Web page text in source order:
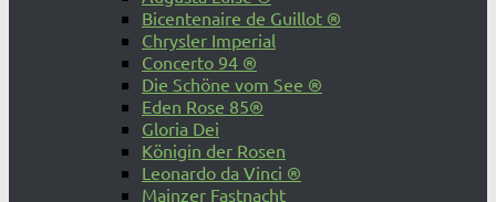
Bicentenaire de Guillot ®
Chrysler Imperial
Concerto 94 ®
Die Schöne vom See ®
Eden Rose 85®
Gloria Dei
Königin der Rosen
Leonardo da Vinci ®
Mainzer Fastnacht